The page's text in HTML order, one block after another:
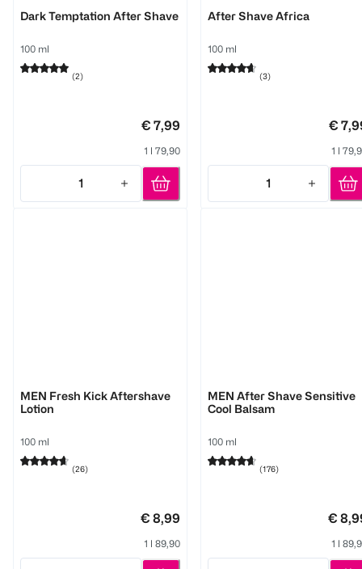
Dark Temptation After Shave
100 ml
(2)
€ 7,99
1 l 79,90
1
Quantity: 1
After Shave Africa
100 ml
(3)
€
1 l
1
Quantity: 1
MEN Fresh Kick Aftershave
Lotion
100 ml
(26)
€ 8,99
1 l 89,90
MEN After Shave Sensitive
Cool Balsam
100 ml
(176)
€
1 l